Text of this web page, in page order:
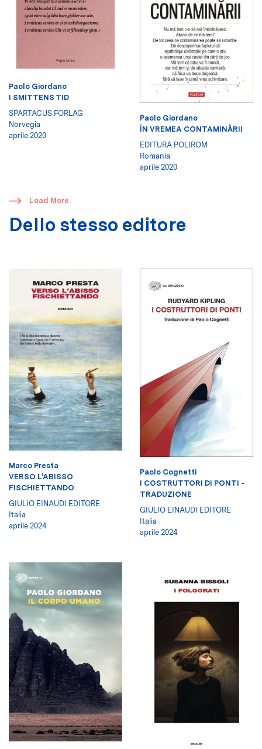
Paolo Giordano
I SMITTENS TID
SPARTACUS FORLAG
Norvegia
aprile 2020
Paolo Giordano
ÎN VREMEA CONTAMINĂRII
EDITURA POLIROM
Romania
aprile 2020
​ Load More
Dello stesso editore
Marco Presta
VERSO L'ABISSO
FISCHIETTANDO
GIULIO EINAUDI EDITORE
Italia
aprile 2024
Paolo Cognetti
I COSTRUTTORI DI PONTI -
TRADUZIONE
GIULIO EINAUDI EDITORE
Italia
aprile 2024